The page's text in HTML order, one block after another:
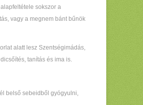
sokszor a
vagy a megnem bánt bűnök
alatt lesz Szentségimádás,
tanítás és ima is.
belső sebeidből gyógyulni,